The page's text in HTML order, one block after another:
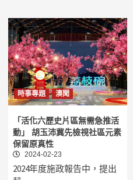
時事專題 澳聞
「活化六歷史片區無需急推活
動」 胡玉沛冀先檢視社區元素
保留原真性
2024-02-23
2024年度施政報告中，提出